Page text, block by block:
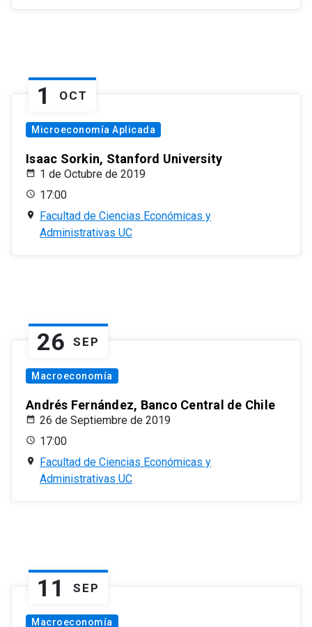
1 OCT
Microeconomía Aplicada
Isaac Sorkin, Stanford University
1 de Octubre de 2019
17:00
Facultad de Ciencias Económicas y
Administrativas UC
26 SEP
Macroeconomía
Andrés Fernández, Banco Central de Chile
26 de Septiembre de 2019
17:00
Facultad de Ciencias Económicas y
Administrativas UC
11 SEP
Macroeconomía